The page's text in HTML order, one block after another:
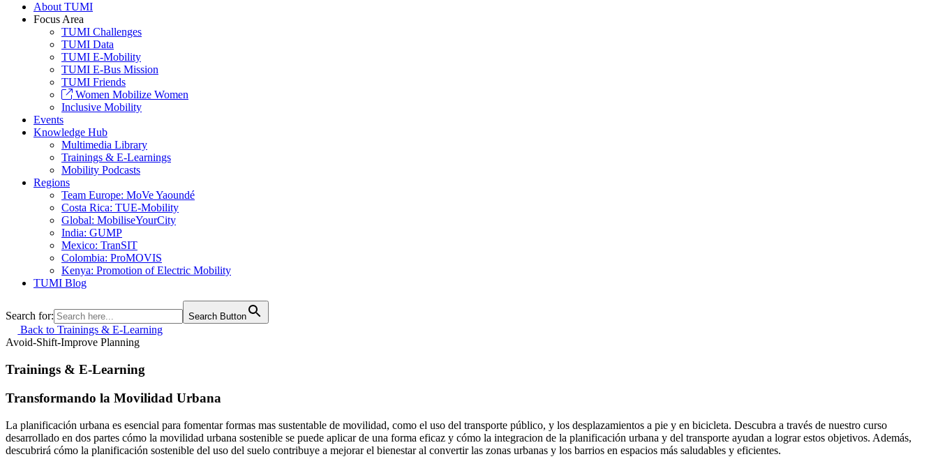
About TUMI
Focus Area
TUMI Challenges
TUMI Data
TUMI E-Mobility
TUMI E-Bus Mission
TUMI Friends
Women Mobilize Women
Inclusive Mobility
Events
Knowledge Hub
Multimedia Library
Trainings & E-Learnings
Mobility Podcasts
Regions
Team Europe: MoVe Yaoundé
Costa Rica: TUE-Mobility
Global: MobiliseYourCity
India: GUMP
Mexico: TranSIT
Colombia: ProMOVIS
Kenya: Promotion of Electric Mobility
TUMI Blog
Search for: Search Button
Back to Trainings & E-Learning
Avoid-Shift-Improve Planning
Trainings & E-Learning
Transformando la Movilidad Urbana
La planificación urbana es esencial para fomentar formas mas sustentable de movilidad, como el uso del transporte público, y los desplazamientos a pie y en bicicleta. Descubra a través de nuestro curso
desarrollado en dos partes cómo la movilidad urbana sostenible se puede aplicar de una forma eficaz y cómo la integracion de la planificación urbana y del transporte ayudan a lograr estos objetivos. Además,
descubrirá cómo la planificación sostenible del uso del suelo contribuye a mejorar el bienestar al convertir las zonas urbanas y los barrios en espacios más saludables y eficientes.